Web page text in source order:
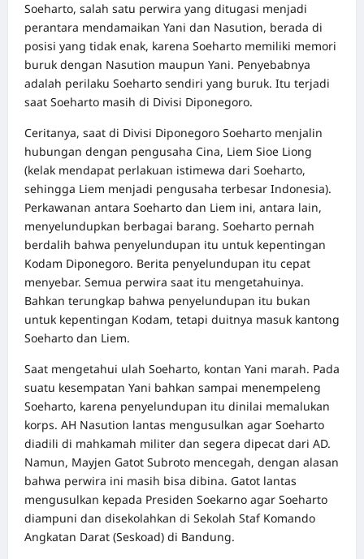
Soeharto, salah satu perwira yang ditugasi menjadi
perantara mendamaikan Yani dan Nasution, berada di
posisi yang tidak enak, karena Soeharto memiliki memori
buruk dengan Nasution maupun Yani. Penyebabnya
adalah perilaku Soeharto sendiri yang buruk. Itu terjadi
saat Soeharto masih di Divisi Diponegoro.
Ceritanya, saat di Divisi Diponegoro Soeharto menjalin
hubungan dengan pengusaha Cina, Liem Sioe Liong
(kelak mendapat perlakuan istimewa dari Soeharto,
sehingga Liem menjadi pengusaha terbesar Indonesia).
Perkawanan antara Soeharto dan Liem ini, antara lain,
menyelundupkan berbagai barang. Soeharto pernah
berdalih bahwa penyelundupan itu untuk kepentingan
Kodam Diponegoro. Berita penyelundupan itu cepat
menyebar. Semua perwira saat itu mengetahuinya.
Bahkan terungkap bahwa penyelundupan itu bukan
untuk kepentingan Kodam, tetapi duitnya masuk kantong
Soeharto dan Liem.
Saat mengetahui ulah Soeharto, kontan Yani marah. Pada
suatu kesempatan Yani bahkan sampai menempeleng
Soeharto, karena penyelundupan itu dinilai memalukan
korps. AH Nasution lantas mengusulkan agar Soeharto
diadili di mahkamah militer dan segera dipecat dari AD.
Namun, Mayjen Gatot Subroto mencegah, dengan alasan
bahwa perwira ini masih bisa dibina. Gatot lantas
mengusulkan kepada Presiden Soekarno agar Soeharto
diampuni dan disekolahkan di Sekolah Staf Komando
Angkatan Darat (Seskoad) di Bandung.